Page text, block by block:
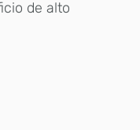
de alto